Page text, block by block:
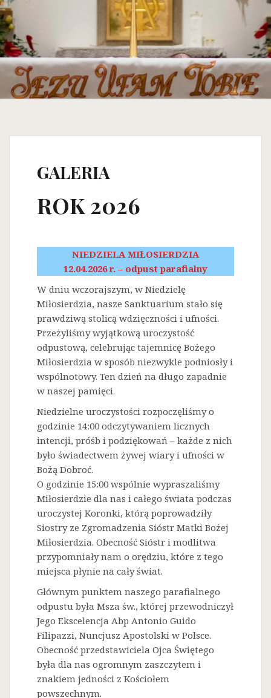
GALERIA
ROK 2026
NIEDZIELA MIŁOSIERDZIA
12.04.2026 r. – odpust parafialny
W dniu wczorajszym, w Niedzielę
Miłosierdzia, nasze Sanktuarium stało się
prawdziwą stolicą wdzięczności i ufności.
Przeżyliśmy wyjątkową uroczystość
odpustową, celebrując tajemnicę Bożego
Miłosierdzia w sposób niezwykle podniosły i
wspólnotowy. Ten dzień na długo zapadnie
w naszej pamięci.
Niedzielne uroczystości rozpoczęliśmy o
godzinie 14:00 odczytywaniem licznych
intencji, próśb i podziękowań – każde z nich
było świadectwem żywej wiary i ufności w
Bożą Dobroć.
O godzinie 15:00 wspólnie wypraszaliśmy
Miłosierdzie dla nas i całego świata podczas
uroczystej Koronki, którą poprowadziły
Siostry ze Zgromadzenia Sióstr Matki Bożej
Miłosierdzia. Obecność Sióstr i modlitwa
przypomniały nam o orędziu, które z tego
miejsca płynie na cały świat.
Głównym punktem naszego parafialnego
odpustu była Msza św., której przewodniczył
Jego Ekscelencja Abp Antonio Guido
Filipazzi, Nuncjusz Apostolski w Polsce.
Obecność przedstawiciela Ojca Świętego
była dla nas ogromnym zaszczytem i
znakiem jedności z Kościołem
powszechnym.